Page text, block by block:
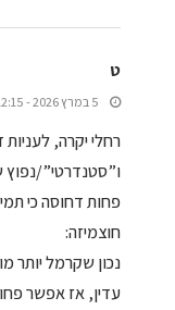
ט
5 במרץ 2026 - 12:15
רחלי יקרה,
פחות דחוסה כי
חוצמיזה:
נכון שקרמל יותר
עדין, אז אפשר